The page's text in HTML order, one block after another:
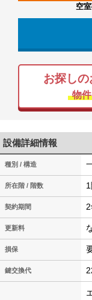
空
お探し
物
設備詳細情報
種別 / 構造
所在階 / 階数
契約期間
更新料
損保
鍵交換代